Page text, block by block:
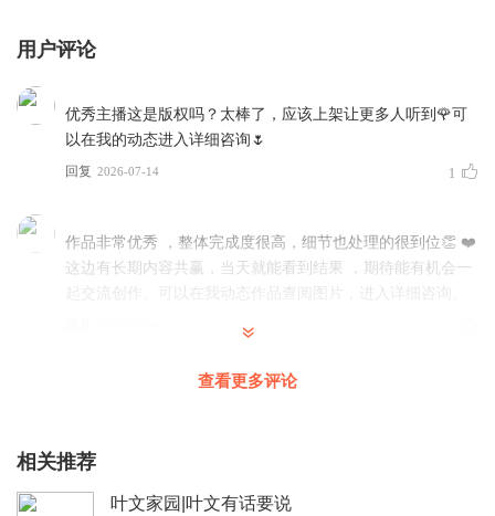
用户评论
优秀主播这是版权吗？太棒了，应该上架让更多人听到🌹可
以在我的动态进入详细咨询🌷
回复 2026-07-14 1
作品非常优秀 ，整体完成度很高，细节也处理的很到位👏 ❤️
这边有长期内容共赢，当天就能看到结果 ，期待能有机会一
起交流创作。可以在我动态作品查阅图片，进入详细咨询。
益🫰🏻我推荐了您，可以在动态作品查阅图片进入咨 询🌷
查看更多评论
相关推荐
叶文家园|叶文有话要说